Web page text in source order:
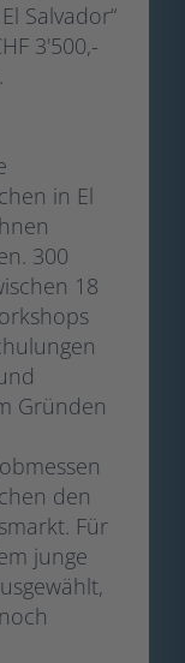
Salvador“
3'500,-
in El
300
18
Gründen
den
Für
junge